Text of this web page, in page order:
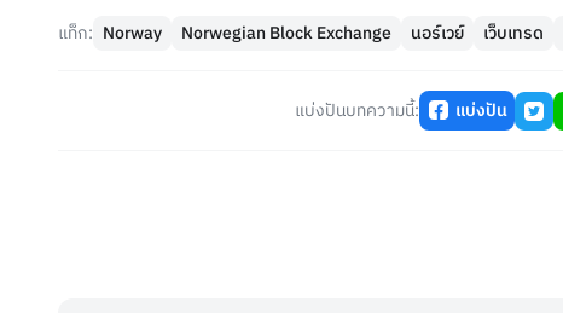
แท็ก: Norway Norwegian Block Exchange นอร์เวย์ เว็บเทรด
แบ่งปันบทความนี้: แบ่งปัน